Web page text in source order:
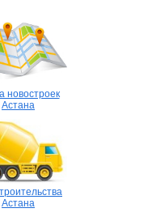
новостроек
Астана
Астана